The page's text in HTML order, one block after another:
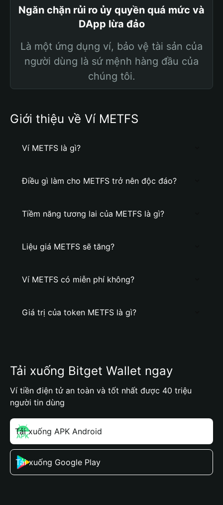
Ngăn chặn rủi ro ủy quyền quá mức và
DApp lừa đảo
Là một ứng dụng ví, bảo vệ tài sản của
người dùng là sứ mệnh hàng đầu của
chúng tôi.
Giới thiệu về Ví METFS
Ví METFS là gì?
Điều gì làm cho METFS trở nên độc đáo?
Tiềm năng tương lai của METFS là gì?
Liệu giá METFS sẽ tăng?
Ví METFS có miễn phí không?
Giá trị của token METFS là gì?
Tải xuống Bitget Wallet ngay
Ví tiền điện tử an toàn và tốt nhất được 40 triệu
người tin dùng
Tải xuống APK Android
Tải xuống Google Play